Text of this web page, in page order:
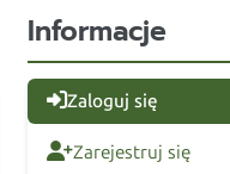
Informacje
Zaloguj się
Zarejestruj się